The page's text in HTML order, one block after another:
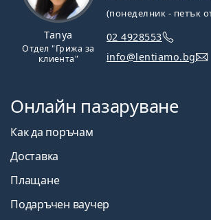
Tanya
Отдел "Грижа за
клиента"
(понеделник - петък
02 4928553
info@lentiamo.bg
Онлайн пазаруване
Как да поръчам
Доставка
Плащане
Подаръчен ваучер